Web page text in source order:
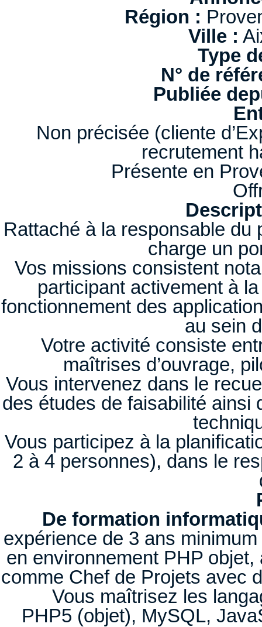
Région :
Ville :
Type
N° de
Publiée
Non précisée (cliente
recrutement
Présente en
Rattaché à la responsable
charge un
Vos missions consistent
participant activement à
fonctionnement des
au sein
Votre activité consiste
maîtrises d’ouvrage,
Vous intervenez dans le
des études de faisabilité ainsi
Vous participez à la
2 à 4 personnes), dans le
De formation
expérience de 3 ans
en environnement PHP
comme Chef de Projets avec
Vous maîtrisez les
PHP5 (objet), MySQL,